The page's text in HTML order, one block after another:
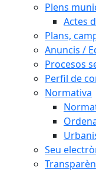
Plens
Actes
Plans,
Anuncis /
Procesos
Perfil de
Normativa
Seu